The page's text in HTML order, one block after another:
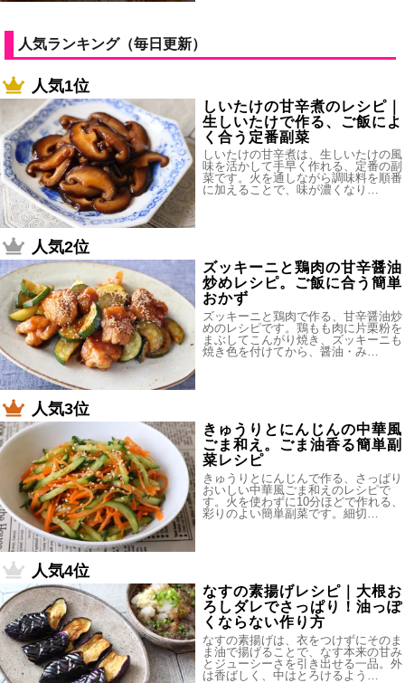
人気ランキング（毎日更新）
人気1位
しいたけの甘辛煮のレシピ｜
生しいたけで作る、ご飯によ
く合う定番副菜
しいたけの甘辛煮は、生しいたけの風
味を活かして手早く作れる、定番の副
菜です。火を通しながら調味料を順番
に加えることで、味が濃くなり…
人気2位
ズッキーニと鶏肉の甘辛醤油
炒めレシピ。ご飯に合う簡単
おかず
ズッキーニと鶏肉で作る、甘辛醤油炒
めのレシピです。鶏もも肉に片栗粉を
まぶしてこんがり焼き、ズッキーニも
焼き色を付けてから、醤油・み…
人気3位
きゅうりとにんじんの中華風
ごま和え。ごま油香る簡単副
菜レシピ
きゅうりとにんじんで作る、さっぱり
おいしい中華風ごま和えのレシピで
す。火を使わずに10分ほどで作れる、
彩りのよい簡単副菜です。細切…
人気4位
なすの素揚げレシピ｜大根お
ろしダレでさっぱり！油っぽ
くならない作り方
なすの素揚げは、衣をつけずにそのま
ま油で揚げることで、なす本来の甘み
とジューシーさを引き出せる一品。外
は香ばしく、中はとろけるよう…